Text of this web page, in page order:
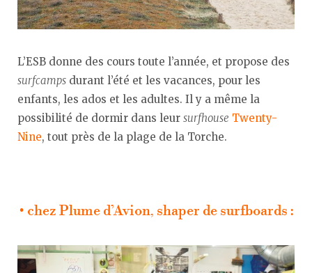
L’ESB donne des cours toute l’année, et propose des
surfcamps durant l’été et les vacances, pour les
enfants, les ados et les adultes. Il y a même la
possibilité de dormir dans leur surfhouse Twenty-
Nine, tout près de la plage de la Torche.
• chez Plume d’Avion, shaper de surfboards :